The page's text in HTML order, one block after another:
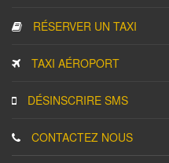
RÉSERVER UN TAXI
TAXI AÉROPORT
DÉSINSCRIRE SMS
CONTACTEZ NOUS